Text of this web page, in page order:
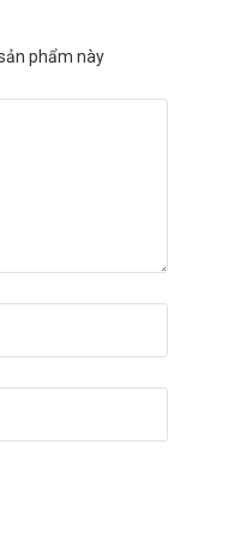
5g có thể được
thai khi gặp táo bón
hấp thu toàn thân
thận trọng, ưu tiên
Trong quá trình sử
rối loạn tiêu hóa ở
mua hàng chính hãng,
với chúng tôi qua
phẩm này